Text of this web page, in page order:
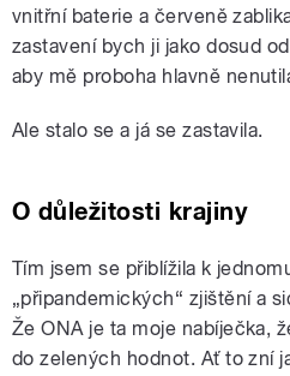
vnitřní baterie a červeně
zastavení bych ji jako dosud
aby mě proboha hlavně
Ale stalo se a já se zastavila.
O důležitosti krajiny
Tím jsem se přiblížila k
„připandemických“ zjištění a
Že ONA je ta moje nabíječka,
do zelených hodnot. Ať to zní